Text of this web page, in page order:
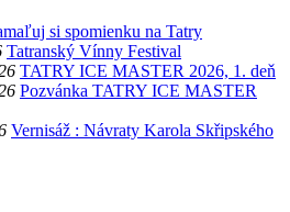
si spomienku na Tatry
Tatranský Vínny Festival
TATRY ICE MASTER 2026, 1. deň
Pozvánka TATRY ICE MASTER
Vernisáž : Návraty Karola Skřipského